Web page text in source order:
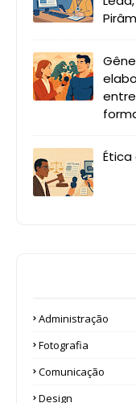
Administração
Fotografia
Comunicação
Design